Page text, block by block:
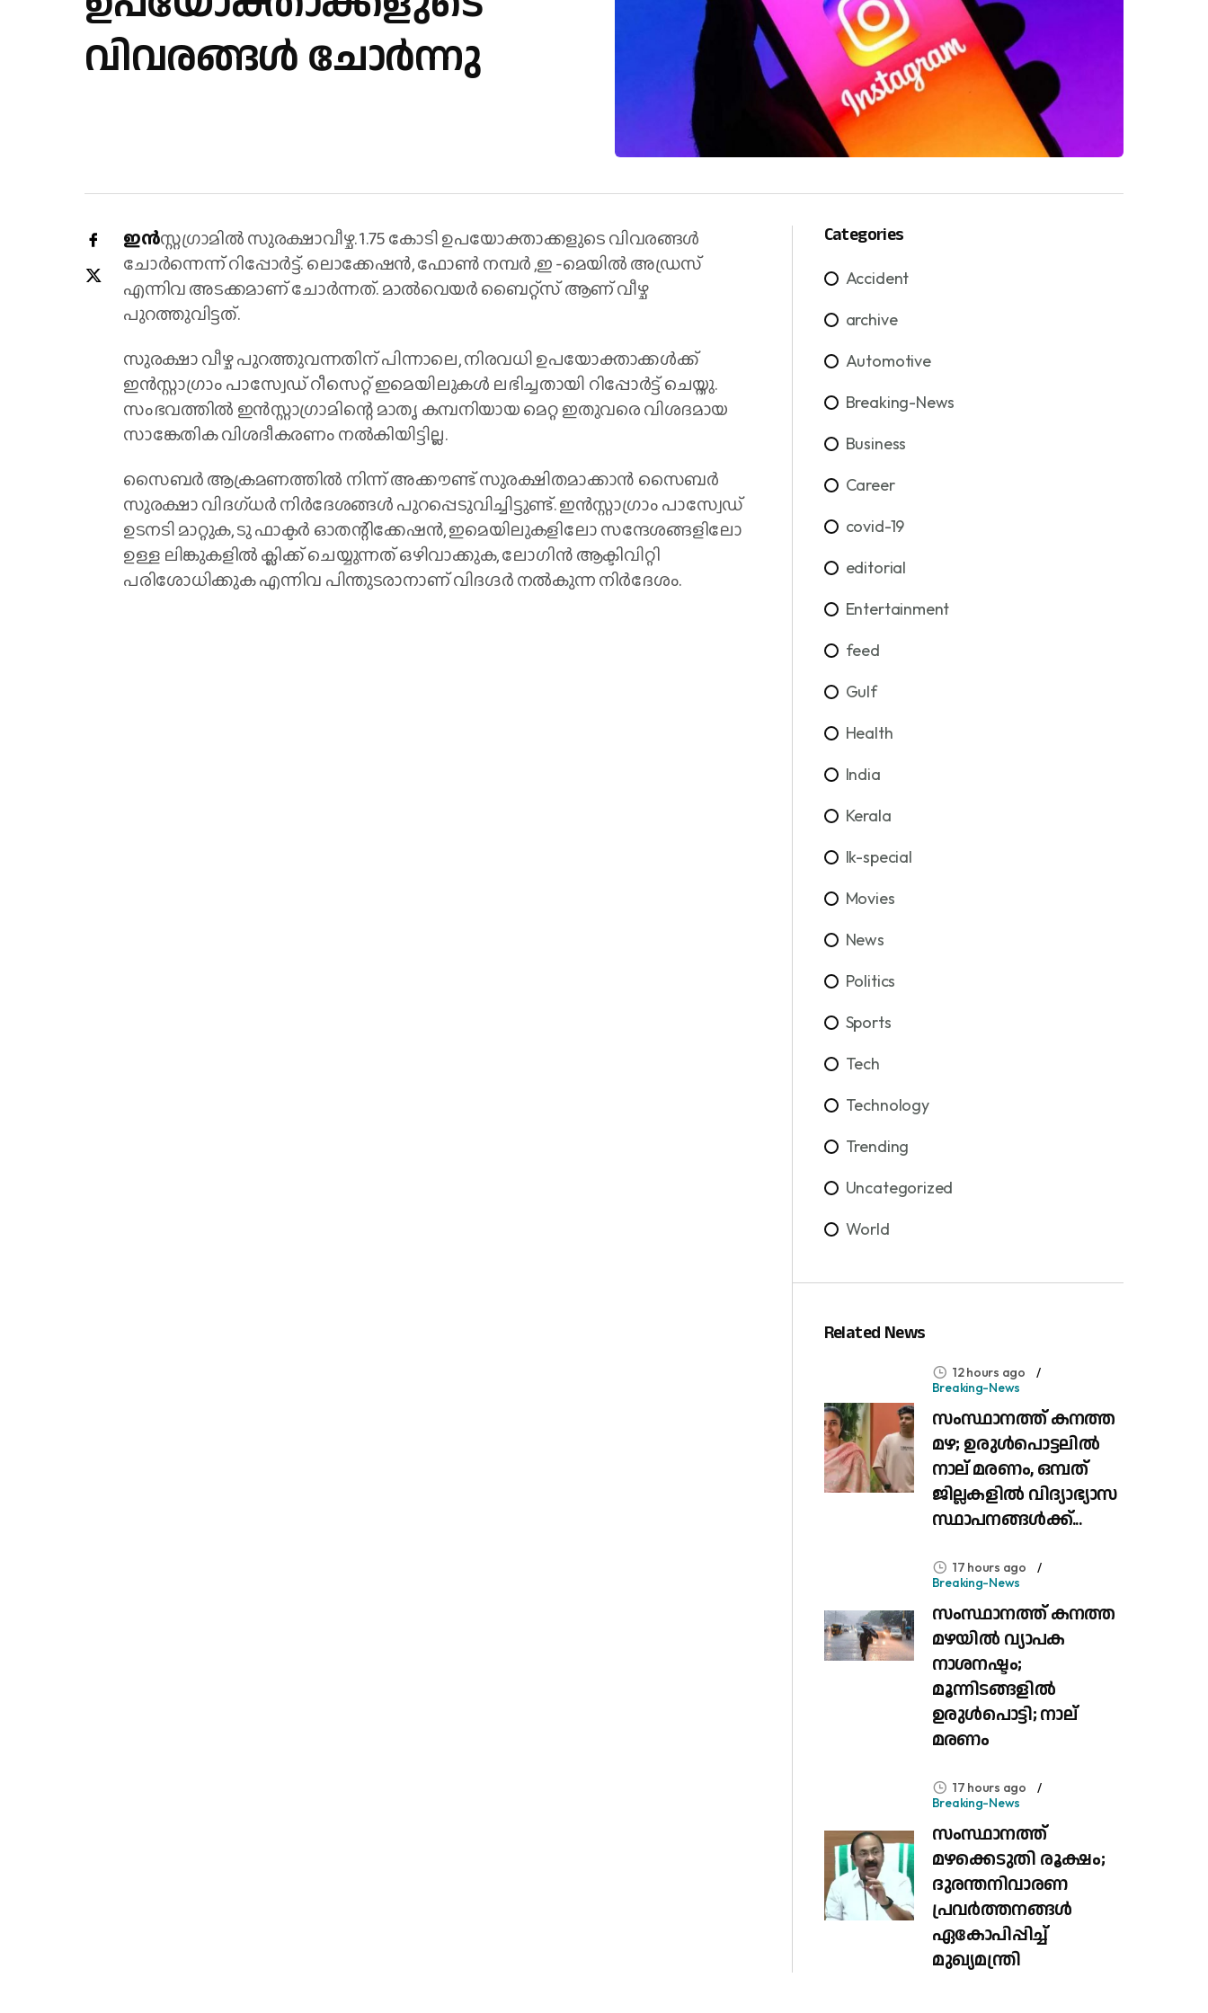
വിവരങ്ങള്‍ ചോര്‍ന്നു
ഇന്‍സ്റ്റഗ്രാമില്‍ സുരക്ഷാവീഴ്ച. 1.75 കോടി ഉപയോക്താക്കളുടെ വിവരങ്ങള്‍
ചോര്‍ന്നെന്ന് റിപ്പോര്‍ട്ട്. ലൊക്കേഷന്‍, ഫോണ്‍ നമ്പര്‍ ,ഇ -മെയില്‍ അഡ്രസ്
എന്നിവ അടക്കമാണ് ചോര്‍ന്നത്. മാല്‍വെയര്‍ ബൈറ്റ്‌സ് ആണ് വീഴ്ച
പുറത്തുവിട്ടത്.
സുരക്ഷാ വീഴ്ച പുറത്തുവന്നതിന് പിന്നാലെ, നിരവധി ഉപയോക്താക്കള്‍ക്ക്
ഇന്‍സ്റ്റാഗ്രാം പാസ്വേഡ് റീസെറ്റ് ഇമെയിലുകള്‍ ലഭിച്ചതായി റിപ്പോര്‍ട്ട് ചെയ്തു.
സംഭവത്തില്‍ ഇന്‍സ്റ്റാഗ്രാമിന്റെ മാതൃ കമ്പനിയായ മെറ്റ ഇതുവരെ വിശദമായ
സാങ്കേതിക വിശദീകരണം നല്‍കിയിട്ടില്ല.
സൈബര്‍ ആക്രമണത്തില്‍ നിന്ന് അക്കൗണ്ട് സുരക്ഷിതമാക്കാന്‍ സൈബര്‍
സുരക്ഷാ വിദഗ്ധര്‍ നിര്‍ദേശങ്ങള്‍ പുറപ്പെടുവിച്ചിട്ടുണ്ട്. ഇന്‍സ്റ്റാഗ്രാം പാസ്വേഡ്
ഉടനടി മാറ്റുക, ടു ഫാക്ടര്‍ ഓതന്റിക്കേഷന്‍, ഇമെയിലുകളിലോ സന്ദേശങ്ങളിലോ
ഉള്ള ലിങ്കുകളില്‍ ക്ലിക്ക് ചെയ്യുന്നത് ഒഴിവാക്കുക, ലോഗിന്‍ ആക്ടിവിറ്റി
പരിശോധിക്കുക എന്നിവ പിന്തുടരാനാണ് വിദഗ്ദര്‍ നല്‍കുന്ന നിര്‍ദേശം.
Categories
Accident
archive
Automotive
Breaking-News
Business
Career
covid-19
editorial
Entertainment
feed
Gulf
Health
India
Kerala
lk-special
Movies
News
Politics
Sports
Tech
Technology
Trending
Uncategorized
World
Related News
12 hours ago
Breaking-News
സംസ്ഥാനത്ത് കനത്ത
മഴ; ഉരുൾപൊട്ടലിൽ
നാല് മരണം, ഒമ്പത്
ജില്ലകളിൽ വിദ്യാഭ്യാസ
സ്ഥാപനങ്ങൾക്ക്...
17 hours ago
Breaking-News
സംസ്ഥാനത്ത് കനത്ത
മഴയിൽ വ്യാപക
നാശനഷ്ടം;
മൂന്നിടങ്ങളിൽ
ഉരുൾപൊട്ടി; നാല്
മരണം
17 hours ago
Breaking-News
സംസ്ഥാനത്ത്
മഴക്കെടുതി രൂക്ഷം;
ദുരന്തനിവാരണ
പ്രവർത്തനങ്ങൾ
ഏകോപിപ്പിച്ച്
മുഖ്യമന്ത്രി